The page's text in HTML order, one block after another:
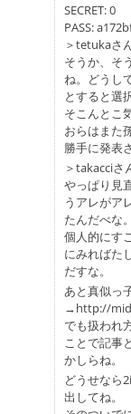
SECRET: 0
PASS:
＞tetukaさ
そうか、そ
ね。どうし
とすると選
そこんとこ
おらはまた
勝手に発表
＞takacciさ
やっぱり見
うアレがア
たんだべな。
個人的にす
にみればた
だすな。
あと真似っ
→http://
でも扱われ
ことで記事
かしらね。
どうせなら
出してね。